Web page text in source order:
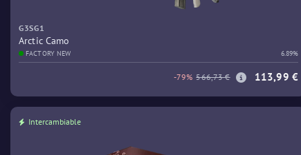
G3SG1
Arctic Camo
FACTORY NEW 6.89%
-79% 566,73 € 113,99 €
Intercambiable